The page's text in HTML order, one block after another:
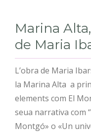
Marina
de Maria
L’obra de Maria
la Marina Alta a
elements com El
seua narrativa com
Montgó» o «Un